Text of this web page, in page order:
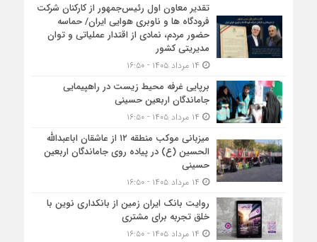
تقدیر معاون اول رئیس‌جمهور از کارکنان شرکت
فرودگاه ها و ناوبری هوایی ایران/ حماسه
حضور مردم، نمادی از اقتدار عملیاتی و توان
مدیریتی کشور
برپایی غرفه محیط زیست در راهپیمایی
جاماندگان اربعین حسینی
میزبانی موکب منطقه ۱۲ از عاشقان اباعبدالله
الحسین (ع) در پیاده روی جاماندگان اربعین
حسینی
روایت بانک ایران زمین از بانکداری نوین با
خلق تجربه برای مشتری